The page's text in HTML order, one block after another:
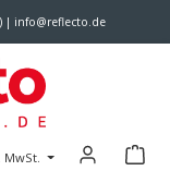
| info@reflecto.de
MwSt.